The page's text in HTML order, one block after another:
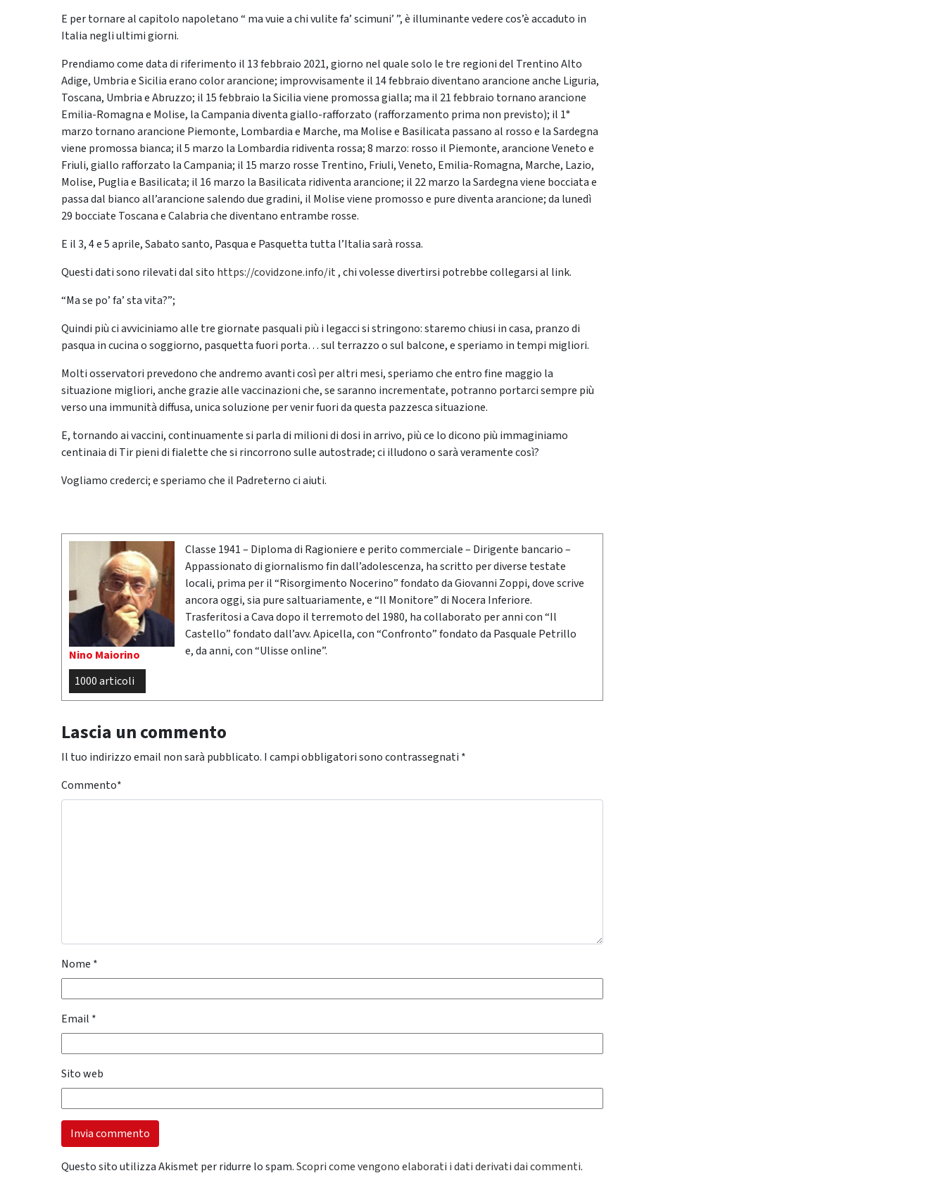
E per tornare al capitolo napoletano “ ma vuie a chi vulite fa’ scimuni’ ”, è illuminante vedere cos’è accaduto in
Italia negli ultimi giorni.
Prendiamo come data di riferimento il 13 febbraio 2021, giorno nel quale solo le tre regioni del Trentino Alto
Adige, Umbria e Sicilia erano color arancione; improvvisamente il 14 febbraio diventano arancione anche Liguria,
Toscana, Umbria e Abruzzo; il 15 febbraio la Sicilia viene promossa gialla; ma il 21 febbraio tornano arancione
Emilia-Romagna e Molise, la Campania diventa giallo-rafforzato (rafforzamento prima non previsto); il 1°
marzo tornano arancione Piemonte, Lombardia e Marche, ma Molise e Basilicata passano al rosso e la Sardegna
viene promossa bianca; il 5 marzo la Lombardia ridiventa rossa; 8 marzo: rosso il Piemonte, arancione Veneto e
Friuli, giallo rafforzato la Campania; il 15 marzo rosse Trentino, Friuli, Veneto, Emilia-Romagna, Marche, Lazio,
Molise, Puglia e Basilicata; il 16 marzo la Basilicata ridiventa arancione; il 22 marzo la Sardegna viene bocciata e
passa dal bianco all’arancione salendo due gradini, il Molise viene promosso e pure diventa arancione; da lunedì
29 bocciate Toscana e Calabria che diventano entrambe rosse.
E il 3, 4 e 5 aprile, Sabato santo, Pasqua e Pasquetta tutta l’Italia sarà rossa.
Questi dati sono rilevati dal sito https://covidzone.info/it , chi volesse divertirsi potrebbe collegarsi al link.
“Ma se po’ fa’ sta vita?”;
Quindi più ci avviciniamo alle tre giornate pasquali più i legacci si stringono: staremo chiusi in casa, pranzo di
pasqua in cucina o soggiorno, pasquetta fuori porta… sul terrazzo o sul balcone, e speriamo in tempi migliori.
Molti osservatori prevedono che andremo avanti così per altri mesi, speriamo che entro fine maggio la
situazione migliori, anche grazie alle vaccinazioni che, se saranno incrementate, potranno portarci sempre più
verso una immunità diffusa, unica soluzione per venir fuori da questa pazzesca situazione.
E, tornando ai vaccini, continuamente si parla di milioni di dosi in arrivo, più ce lo dicono più immaginiamo
centinaia di Tir pieni di fialette che si rincorrono sulle autostrade; ci illudono o sarà veramente così?
Vogliamo crederci; e speriamo che il Padreterno ci aiuti.
Nino Maiorino
1000 articoli
Classe 1941 – Diploma di Ragioniere e perito commerciale – Dirigente bancario –
Appassionato di giornalismo fin dall’adolescenza, ha scritto per diverse testate
locali, prima per il “Risorgimento Nocerino” fondato da Giovanni Zoppi, dove scrive
ancora oggi, sia pure saltuariamente, e “Il Monitore” di Nocera Inferiore.
Trasferitosi a Cava dopo il terremoto del 1980, ha collaborato per anni con “Il
Castello” fondato dall’avv. Apicella, con “Confronto” fondato da Pasquale Petrillo
e, da anni, con “Ulisse online”.
Lascia un commento
Il tuo indirizzo email non sarà pubblicato. I campi obbligatori sono contrassegnati *
Commento*
Nome *
Email *
Sito web
Questo sito utilizza Akismet per ridurre lo spam.Scopri come vengono elaborati i dati derivati dai commenti.